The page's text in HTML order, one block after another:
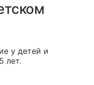
у детей и
лет.